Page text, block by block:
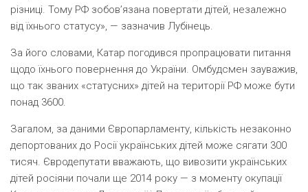
різниці. Тому РФ зобов’язана повертати дітей, незалежно
від їхнього статусу», — зазначив Лубінець.
За його словами, Катар погодився пропрацювати питання
щодо їхнього повернення до України. Омбудсмен зауважив,
що так званих «статусних» дітей на території РФ може бути
понад 3600.
Загалом, за даними Європарламенту, кількість незаконно
депортованих до Росії українських дітей може сягати 300
тисяч. Євродепутати вважають, що вивозити українських
дітей росіяни почали ще 2014 року — з моменту окупації